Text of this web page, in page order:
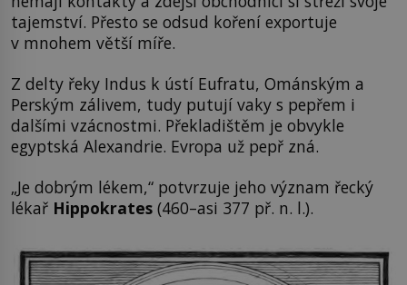
tajemství. Přesto se odsud koření exportuje
v mnohem větší míře.
Z delty řeky Indus k ústí Eufratu, Ománským a
Perským zálivem, tudy putují vaky s pepřem i
dalšími vzácnostmi. Překladištěm je obvykle
egyptská Alexandrie. Evropa už pepř zná.
„Je dobrým lékem,“ potvrzuje jeho význam řecký
lékař Hippokrates (460–asi 377 př. n. l.).